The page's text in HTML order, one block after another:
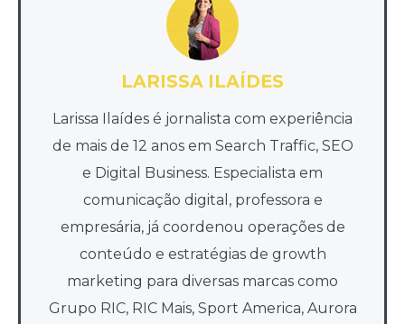
LARISSA ILAÍDES
Larissa Ilaídes é jornalista com experiência
de mais de 12 anos em Search Traffic, SEO
e Digital Business. Especialista em
comunicação digital, professora e
empresária, já coordenou operações de
conteúdo e estratégias de growth
marketing para diversas marcas como
Grupo RIC, RIC Mais, Sport America, Aurora